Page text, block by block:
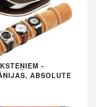
-
ABSOLUTE